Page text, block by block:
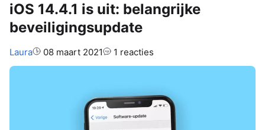
iOS 14.4.1 is uit: belangrijke
beveiligingsupdate
Auteur:
Laura 08 maart 2021 1 reacties